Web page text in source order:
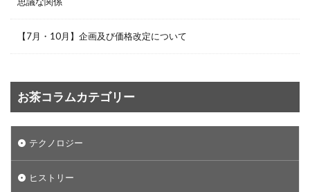
【7月・10月】企画及び価格改定について
お茶コラムカテゴリー
テクノロジー
ヒストリー